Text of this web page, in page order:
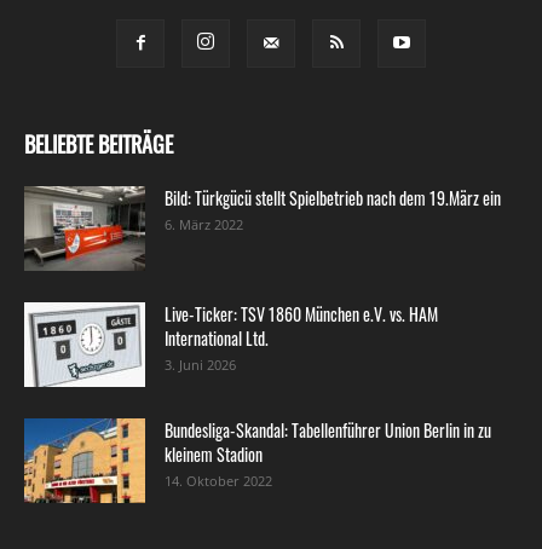
BELIEBTE BEITRÄGE
Bild: Türkgücü stellt Spielbetrieb nach dem 19.März ein
6. März 2022
Live-Ticker: TSV 1860 München e.V. vs. HAM
International Ltd.
3. Juni 2026
Bundesliga-Skandal: Tabellenführer Union Berlin in zu
kleinem Stadion
14. Oktober 2022